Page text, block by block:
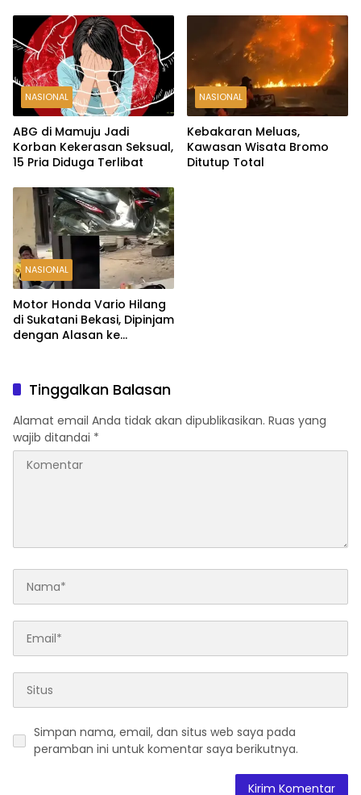
NASIONAL
ABG di Mamuju Jadi
Korban Kekerasan Seksual,
15 Pria Diduga Terlibat
NASIONAL
Kebakaran Meluas,
Kawasan Wisata Bromo
Ditutup Total
NASIONAL
Motor Honda Vario Hilang
di Sukatani Bekasi, Dipinjam
dengan Alasan ke
Tinggalkan Balasan
Alamat email Anda tidak akan dipublikasikan. Ruas yang
wajib ditandai *
Simpan nama, email, dan situs web saya pada
peramban ini untuk komentar saya berikutnya.